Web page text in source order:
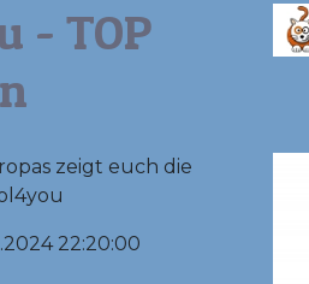
- TOP
zeigt euch die
22:20:00